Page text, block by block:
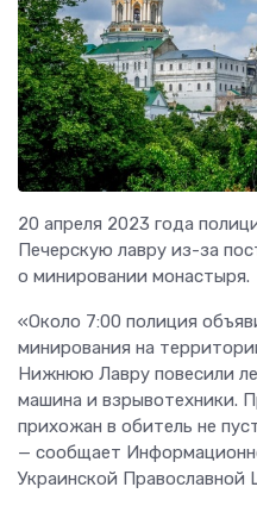
20 апреля 2023 года
Печерскую лавру из-за
о минировании монастыря.
«Около 7:00 полиция
минирования на
Нижнюю Лавру повесили
машина и взрывотехники.
прихожан в обитель не
— сообщает
Украинской Православной